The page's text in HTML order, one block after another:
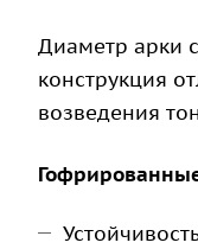
Диаметр арки
конструкция
возведения